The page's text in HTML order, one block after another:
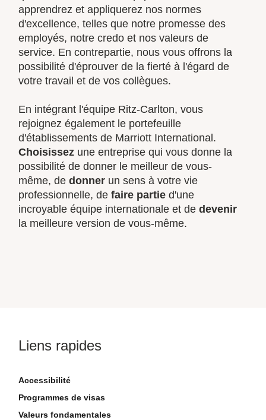
apprendrez et appliquerez nos normes
d'excellence, telles que notre promesse des
employés, notre credo et nos valeurs de
service. En contrepartie, nous vous offrons la
possibilité d'éprouver de la fierté à l'égard de
votre travail et de vos collègues.
En intégrant l'équipe Ritz-Carlton, vous
rejoignez également le portefeuille
d'établissements de Marriott International.
Choisissez une entreprise qui vous donne la
possibilité de donner le meilleur de vous-
même, dedonner un sens à votre vie
professionnelle, defaire partie d'une
incroyable équipe internationale et dedevenir
la meilleure version de vous-même.
Liens rapides
Accessibilité
Programmes de visas
Valeurs fondamentales